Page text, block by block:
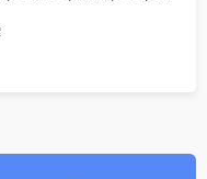
напитка и
посторонних